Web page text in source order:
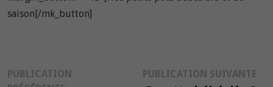
saison[/mk_button]
Navigation
PUBLICATION
PUBLICATION SUIVANTE